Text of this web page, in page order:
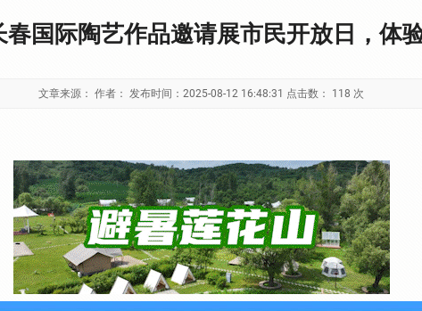
春国际陶艺作品邀请展市民开放日，体
文章来源： 作者： 发布时间：2025-08-12 16:48:31 点击数： 118 次